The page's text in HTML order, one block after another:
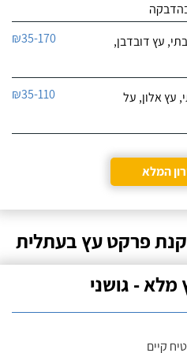
עץ דובדבן,
₪35-170
עץ אלון, על
₪35-110
המלא
פרקט עץ בעתלית
- גושני
קיים